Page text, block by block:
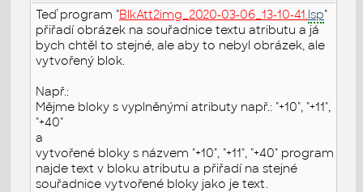
Teď program "BlkAtt2img_2020-03-06_13-10-41.lsp"
přiřadí obrázek na souřadnice textu atributu a já
bych chtěl to stejné, ale aby to nebyl obrázek, ale
vytvořený blok.
Např.:
Mějme bloky s vyplněnými atributy např.: "+10", "+11",
"+40"
a
vytvořené bloky s názvem "+10", "+11", "+40" program
najde text v bloku atributu a přiřadí na stejné
souřadnice vytvořené bloky jako je text.